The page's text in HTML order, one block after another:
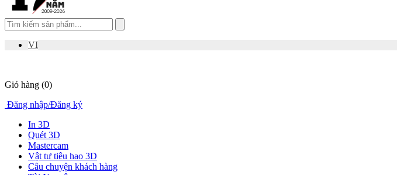
VI
Giỏ hàng (0)
Đăng nhập/Đăng ký
In 3D
Quét 3D
Mastercam
Vật tư tiêu hao 3D
Câu chuyện khách hàng